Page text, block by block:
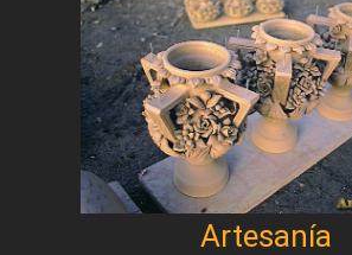
Artesanía